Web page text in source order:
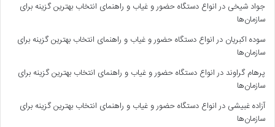
جواد شیخی درانواع دستگاه حضور و غیاب و راهنمای انتخاب بهترین گزینه برای
سازمان‌ها
سوده اکبریان درانواع دستگاه حضور و غیاب و راهنمای انتخاب بهترین گزینه برای
سازمان‌ها
پرهام گراونددرانواع دستگاه حضور و غیاب و راهنمای انتخاب بهترین گزینه برای
سازمان‌ها
آزاده غبیشی درانواع دستگاه حضور و غیاب و راهنمای انتخاب بهترین گزینه برای
سازمان‌ها